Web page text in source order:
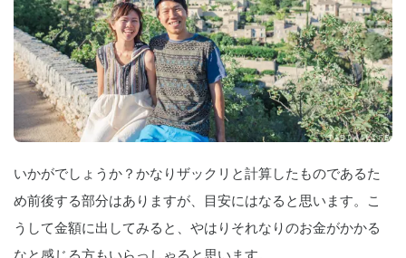
いかがでしょうか？かなりザックリと計算したものであるた
め前後する部分はありますが、目安にはなると思います。こ
うして金額に出してみると、やはりそれなりのお金がかかる